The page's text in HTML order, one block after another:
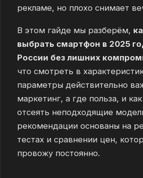
рекламе, но плохо снимает
В этом гайде мы разберём,
выбрать смартфон в 2025
России без лишних
что смотреть в
параметры действительно
маркетинг, а где польза, и
отсеять неподходящие
рекомендации основаны на
тестах и сравнении цен,
провожу постоянно.